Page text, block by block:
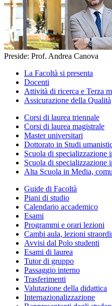
Preside: Prof. Andrea Canova
La Facoltà si presenta
Docenti
Attività di ricerca e Terza
Assicurazione della Qualità
Corsi di laurea triennale
Corsi di laurea magistrale
Master universitari
Dottorato in Studi
Scuola di specializzazione
Scuola di specializzazione
Alta Scuola in Media,
Guide di Facoltà
Piani di studio
Calendario accademico
Esami
Programmi e orari lezioni
Cambi aula, lezioni
Avvisi dal Polo studenti
Esami di laurea
Tutor di gruppo
Passaggio interno
Trasferimenti
Valutazione della didattica
Internazionalizzazione